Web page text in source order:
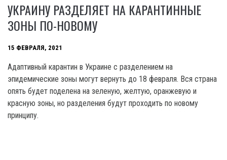
УКРАИНУ РАЗДЕЛЯЕТ НА КАРАНТИННЫЕ
ЗОНЫ ПО-НОВОМУ
15 ФЕВРАЛЯ, 2021
Адаптивный карантин в Украине с разделением на
эпидемические зоны могут вернуть до 18 февраля. Вся страна
опять будет поделена на зеленую, желтую, оранжевую и
красную зоны, но разделения будут проходить по новому
принципу.